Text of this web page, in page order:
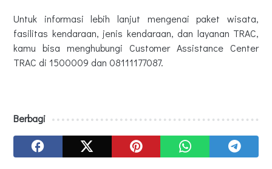
Untuk informasi lebih lanjut mengenai paket wisata,
fasilitas kendaraan, jenis kendaraan, dan layanan TRAC,
kamu bisa menghubungi Customer Assistance Center
TRAC di 1500009 dan 08111177087.
Berbagi